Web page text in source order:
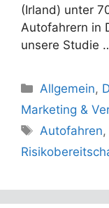
(Irland) unter
Autofahrern in
unsere Studie
Kategorien
Allgemein,
Marketing &
Autofahren,